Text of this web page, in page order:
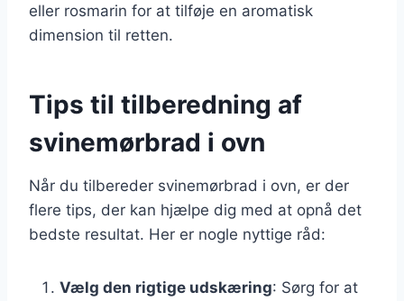
eller rosmarin for at tilføje en aromatisk
dimension til retten.
Tips til tilberedning af
svinemørbrad i ovn
Når du tilbereder svinemørbrad i ovn, er der
flere tips, der kan hjælpe dig med at opnå det
bedste resultat. Her er nogle nyttige råd:
Vælg den rigtige udskæring: Sørg for at